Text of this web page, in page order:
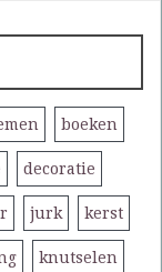
boeken
decoratie
jurk kerst
knutselen